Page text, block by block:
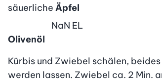
säuerliche Äpfel
Olivenöl
NaN EL
Kürbis und Zwiebel schälen,
werden lassen. Zwiebel ca. 2 Min.